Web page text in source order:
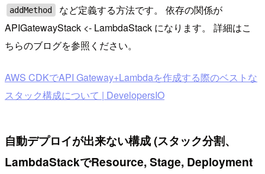
addMethod
など定義する方法です。 依存の関係が
APIGatewayStack <- LambdaStack になります。 詳細はこ
ちらのブログを参照ください。
AWS CDKでAPI Gateway+Lambdaを作成する際のベストな
スタック構成について | DevelopersIO
自動デプロイが出来ない構成 (スタック分割、
LambdaStackでResource, Stage, Deployment